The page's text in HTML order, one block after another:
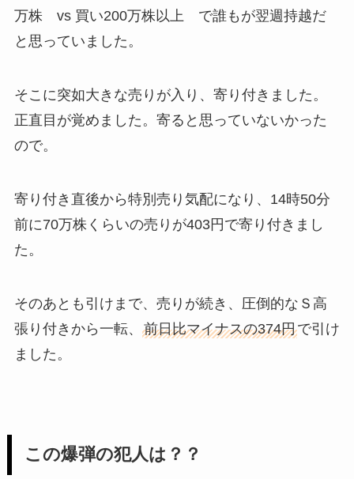
万株 vs 買い200万株以上 で誰もが翌週持越だ
と思っていました。
そこに突如大きな売りが入り、寄り付きました。
正直目が覚めました。寄ると思っていないかった
ので。
寄り付き直後から特別売り気配になり、14時50分
前に70万株くらいの売りが403円で寄り付きまし
た。
そのあとも引けまで、売りが続き、圧倒的なＳ高
張り付きから一転、 前日比マイナスの374円で引け
ました。
この爆弾の犯人は？？